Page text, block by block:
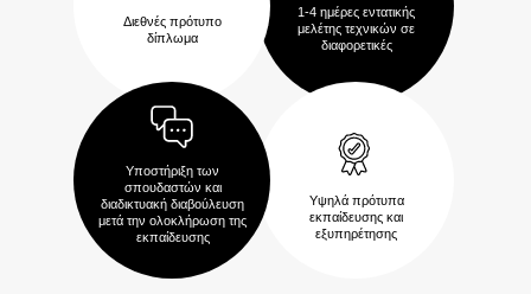
1-4 ημέρες εντατικής
μελέτης τεχνικών σε
διαφορετικές
Υποστήριξη των
σπουδαστών και
διαδικτυακή διαβούλευση
μετά την ολοκλήρωση της
εκπαίδευσης
Διεθνές πρότυπο
δίπλωμα
Υψηλά πρότυπα
εκπαίδευσης και
εξυπηρέτησης